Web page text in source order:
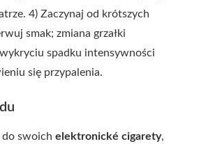
4) Zaczynaj od krótszych
smak; zmiana grzałki
spadku intensywności
się przypalenia.
do swoich elektronické cigarety,